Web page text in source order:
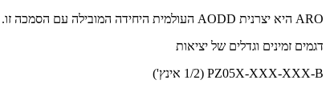
ARO היא יצרנית AODD העולמית היחידה המובילה עם הסמכה זו. משאבות אזור 0 / 20 הן הבחירה הבטוחה ביותר עבור יישומים מתקדמים שבהם עלול להופיע סיכון גבוה יותר באופן בלתי צפוי.
דגמים זמינים וגדלים של יציאות
PZ05X-XXX-XXX-B (1/2 אינץ')